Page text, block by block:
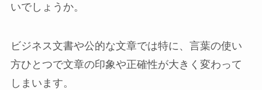
いでしょうか。
ビジネス文書や公的な文章では特に、言葉の使い
方ひとつで文章の印象や正確性が大きく変わって
しまいます。